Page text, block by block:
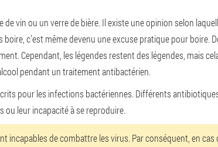
vin ou un verre de bière. Il existe une opinion selon
c’est même devenu une excuse pratique pour boire.
Cependant, les légendes restent des légendes, mais
pendant un traitement antibactérien.
pour les infections bactériennes. Différents
leur incapacité à se reproduire.
incapables de combattre les virus. Par conséquent, en cas